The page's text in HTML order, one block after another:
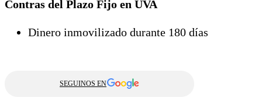
Contras del Plazo Fijo en UVA
Dinero inmovilizado durante 180 días
SEGUINOS EN